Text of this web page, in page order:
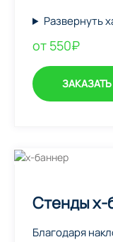
Развернуть
от 550₽
Стенды х-
Благодаря